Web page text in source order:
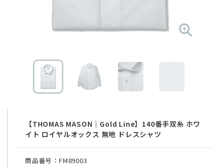
【THOMAS MASON｜Gold Line】140番手双糸 ホワ
イト ロイヤルオックス 無地 ドレスシャツ
商品番号：FM89003